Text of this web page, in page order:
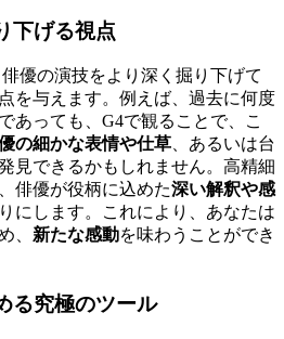
下げる視点
優の演技をより深く掘り下げて
を与えます。例えば、過去に何度
あっても、G4で観ることで、こ
の細かな表情や仕草 、あるいは台
見できるかもしれません。高精細
俳優が役柄に込めた深い解釈や感
にします。これにより、あなたは
、 新たな感動を味わうことができ
る究極のツール